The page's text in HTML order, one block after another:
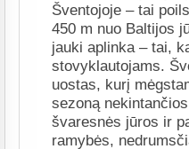
Šventojoje – tai
450 m nuo Baltijos
jauki aplinka – tai,
stovyklautojams.
uostas, kurį
sezoną
švaresnės jūros ir
ramybės,